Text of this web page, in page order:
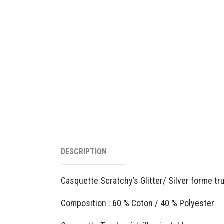
DESCRIPTION
Casquette Scratchy’s Glitter/ Silver forme
Composition : 60 % Coton / 40 % Polyester